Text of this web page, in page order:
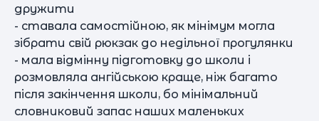
дружити
- ставала самостійною, як мінімум могла
зібрати свій рюкзак до недільної прогулянки
- мала відмінну підготовку до школи і
розмовляла ангійською краще, ніж багато
після закінчення школи, бо мінімальний
словниковий запас наших маленьких